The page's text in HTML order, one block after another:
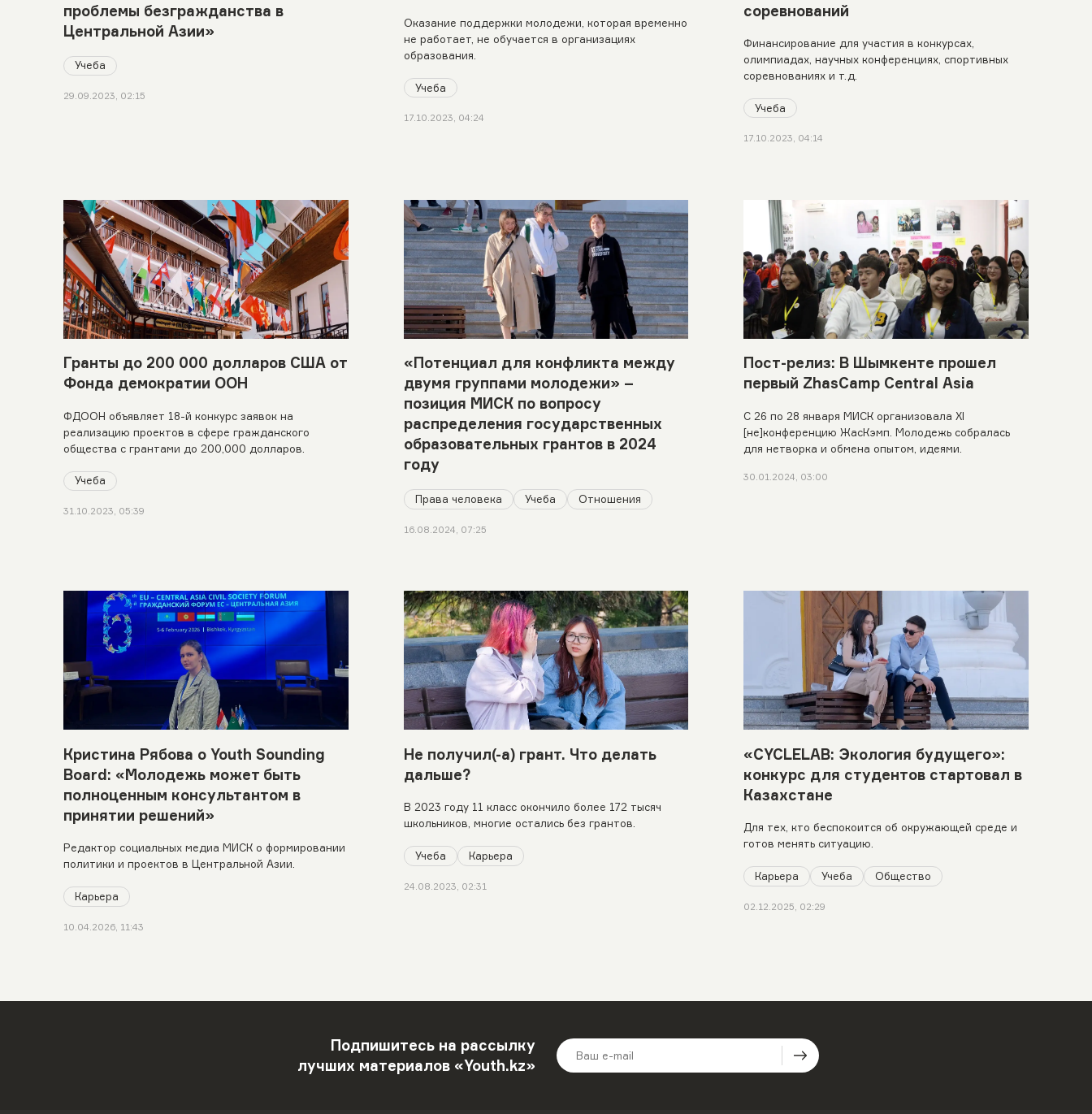
проблемы безгражданства в
Центральной Азии»
Учеба
29.09.2023, 02:15
Oказание поддержки молодежи, которая временно
не работает, не обучается в организациях
образования.
Учеба
17.10.2023, 04:24
соревнований
Финансирование для участия в конкурсах,
олимпиадах, научных конференциях, спортивных
соревнованиях и т.д.
Учеба
17.10.2023, 04:14
Гранты до 200 000 долларов США от
Фонда демократии ООН
ФДООН объявляет 18-й конкурс заявок на
реализацию проектов в сфере гражданского
общества с грантами до 200,000 долларов.
Учеба
31.10.2023, 05:39
«Потенциал для конфликта между
двумя группами молодежи» –
позиция МИСК по вопросу
распределения государственных
образовательных грантов в 2024
году
Права человека Учеба Отношения
16.08.2024, 07:25
Пост-релиз: В Шымкенте прошел
первый ZhasCamp Central Asia
С 26 по 28 января МИСК организовала XI
[не]конференцию ЖасКэмп. Молодежь собралась
для нетворка и обмена опытом, идеями.
30.01.2024, 03:00
Кристина Рябова о Youth Sounding
Board: «Молодежь может быть
полноценным консультантом в
принятии решений»
Редактор социальных медиа МИСК о формировании
политики и проектов в Центральной Азии.
Карьера
10.04.2026, 11:43
Не получил(-а) грант. Что делать
дальше?
В 2023 году 11 класс окончило более 172 тысяч
школьников, многие остались без грантов.
Учеба Карьера
24.08.2023, 02:31
«CYCLELAB: Экология будущего»:
конкурс для студентов стартовал в
Казахстане
Для тех, кто беспокоится об окружающей среде и
готов менять ситуацию.
Карьера Учеба Общество
02.12.2025, 02:29
Подпишитесь на рассылку
лучших материалов «Youth.kz»